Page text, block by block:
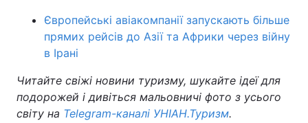
Європейські авіакомпанії запускають більше
прямих рейсів до Азії та Африки через війну
в Ірані
Читайте свіжі новини туризму, шукайте ідеї для
подорожей і дивіться мальовничі фото з усього
світу на Telegram-каналі УНІАН.Туризм.